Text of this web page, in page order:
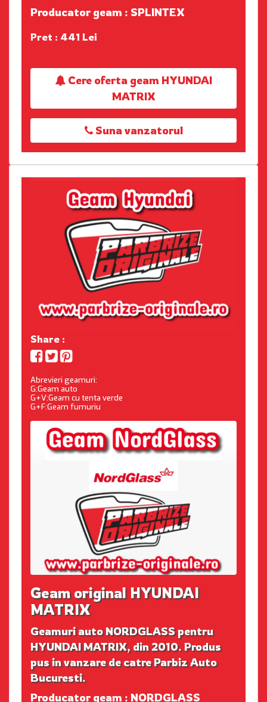
Producator geam : SPLINTEX
Pret : 441 Lei
Cere oferta geam HYUNDAI
MATRIX
Suna vanzatorul
Share :
Abrevieri geamuri:
G:Geam auto
G+V:Geam cu tenta verde
G+F:Geam fumuriu
Geam original HYUNDAI
MATRIX
Geamuri auto NORDGLASS pentru
HYUNDAI MATRIX, din 2010. Produs
pus in vanzare de catre Parbiz Auto
Bucuresti.
Producator geam : NORDGLASS